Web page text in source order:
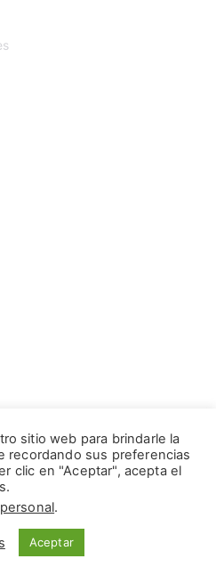
sitio web para brindarle la
recordando sus preferencias
clic en "Aceptar", acepta el
.
Aceptar